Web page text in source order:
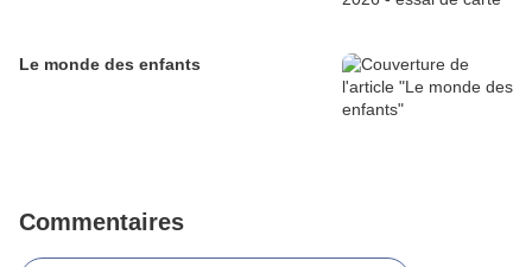
Le monde des enfants
Commentaires